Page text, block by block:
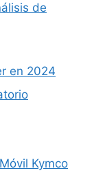
de
en 2024
Kymco